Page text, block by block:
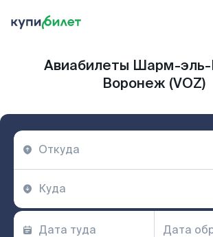
Авиабилеты Шарм-
Воронеж (VOZ)